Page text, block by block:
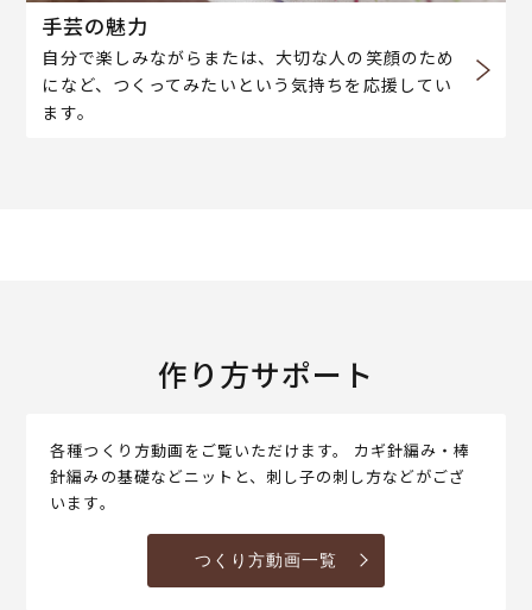
手芸の魅力
自分で楽しみながらまたは、大切な人の笑顔のため
になど、つくってみたいという気持ちを応援してい
ます。
作り方サポート
各種つくり方動画をご覧いただけます。 カギ針編み・棒
針編みの基礎などニットと、刺し子の刺し方などがござ
います。
つくり方動画一覧